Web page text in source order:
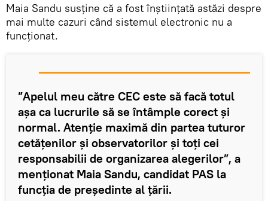
Maia Sandu susține că a fost înștiințată astăzi despre
mai multe cazuri când sistemul electronic nu a
funcționat.
”Apelul meu către CEC este să facă totul
așa ca lucrurile să se întâmple corect și
normal. Atenție maximă din partea tuturor
cetățenilor și observatorilor și toți cei
responsabilii de organizarea alegerilor”, a
menționat Maia Sandu, candidat PAS la
funcția de președinte al țării.